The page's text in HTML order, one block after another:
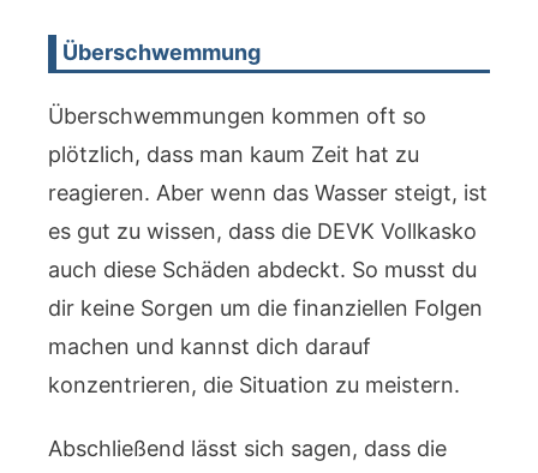
Überschwemmung
Überschwemmungen kommen oft so
plötzlich, dass man kaum Zeit hat zu
reagieren. Aber wenn das Wasser steigt, ist
es gut zu wissen, dass die DEVK Vollkasko
auch diese Schäden abdeckt. So musst du
dir keine Sorgen um die finanziellen Folgen
machen und kannst dich darauf
konzentrieren, die Situation zu meistern.
Abschließend lässt sich sagen, dass die